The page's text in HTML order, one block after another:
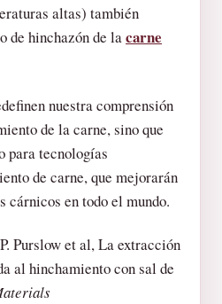
altas) también
de hinchazón de lacarne
nuestra comprensión
de la carne, sino que
para tecnologías
de carne, que mejorarán
cárnicos en todo el mundo.
Purslow et al, La extracción
al hinchamiento con sal de